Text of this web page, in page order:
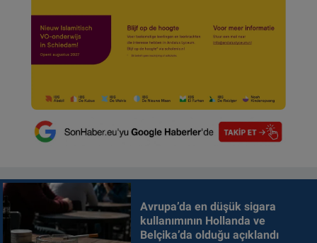
Avrupa’da en düşük sigara
kullanımının Hollanda ve
Belçika’da olduğu açıklandı